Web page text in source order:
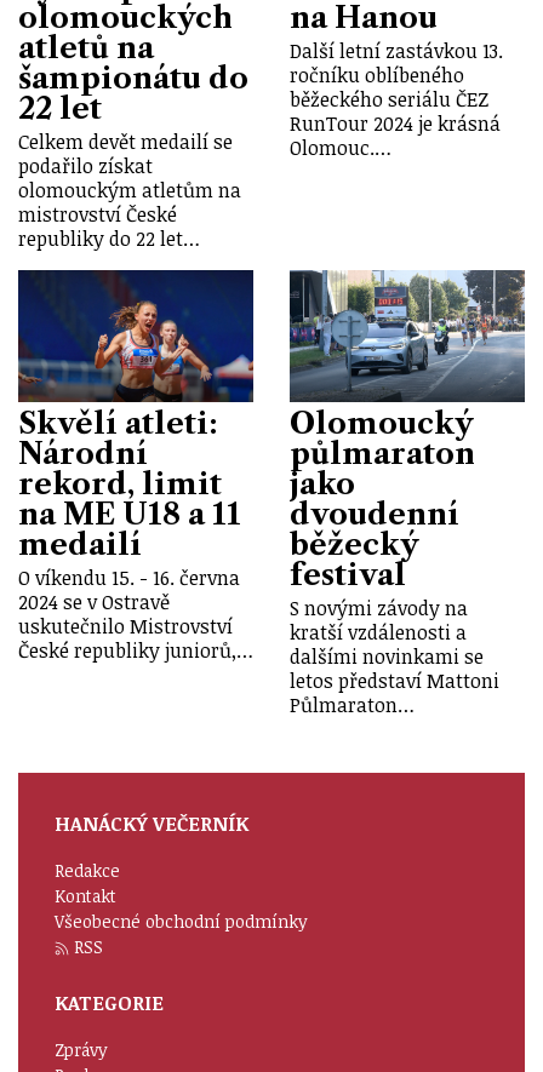
olomouckých
atletů na
šampionátu do
22 let
Celkem devět medailí se
podařilo získat
olomouckým atletům na
mistrovství České
republiky do 22 let…
na Hanou
Další letní zastávkou 13.
ročníku oblíbeného
běžeckého seriálu ČEZ
RunTour 2024 je krásná
Olomouc.…
Skvělí atleti:
Národní
rekord, limit
na ME U18 a 11
medailí
O víkendu 15. - 16. června
2024 se v Ostravě
uskutečnilo Mistrovství
České republiky juniorů,…
Olomoucký
půlmaraton
jako
dvoudenní
běžecký
festival
S novými závody na
kratší vzdálenosti a
dalšími novinkami se
letos představí Mattoni
Půlmaraton…
HANÁCKÝ VEČERNÍK
Redakce
Kontakt
Všeobecné obchodní podmínky
RSS
KATEGORIE
Zprávy